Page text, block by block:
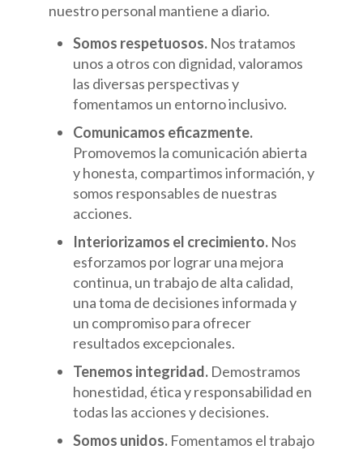
nuestro personal mantiene a diario.
Somos respetuosos. Nos tratamos
unos a otros con dignidad, valoramos
las diversas perspectivas y
fomentamos un entorno inclusivo.
Comunicamos eficazmente.
Promovemos la comunicación abierta
y honesta, compartimos información, y
somos responsables de nuestras
acciones.
Interiorizamos el crecimiento. Nos
esforzamos por lograr una mejora
continua, un trabajo de alta calidad,
una toma de decisiones informada y
un compromiso para ofrecer
resultados excepcionales.
Tenemos integridad. Demostramos
honestidad, ética y responsabilidad en
todas las acciones y decisiones.
Somos unidos. Fomentamos el trabajo